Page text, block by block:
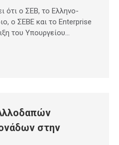
ότι ο ΣΕΒ, το Ελληνο-
ο ΣΕΒΕ και το Enterprise
του Υπουργείου…
στην